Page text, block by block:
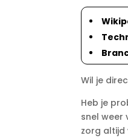
Wil je
Heb je
snel weer
zorg altijd